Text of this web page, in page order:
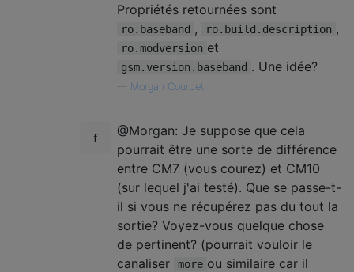
Propriétés retournées sont
ro.baseband , ro.build.description ,
ro.modversion et
gsm.version.baseband . Une idée?
Morgan Courbet
@Morgan: Je suppose que cela
pourrait être une sorte de différence
entre CM7 (vous courez) et CM10
(sur lequel j'ai testé). Que se passe-t-
il si vous ne récupérez pas du tout la
sortie? Voyez-vous quelque chose
de pertinent? (pourrait vouloir le
canaliser
more ou similaire car il